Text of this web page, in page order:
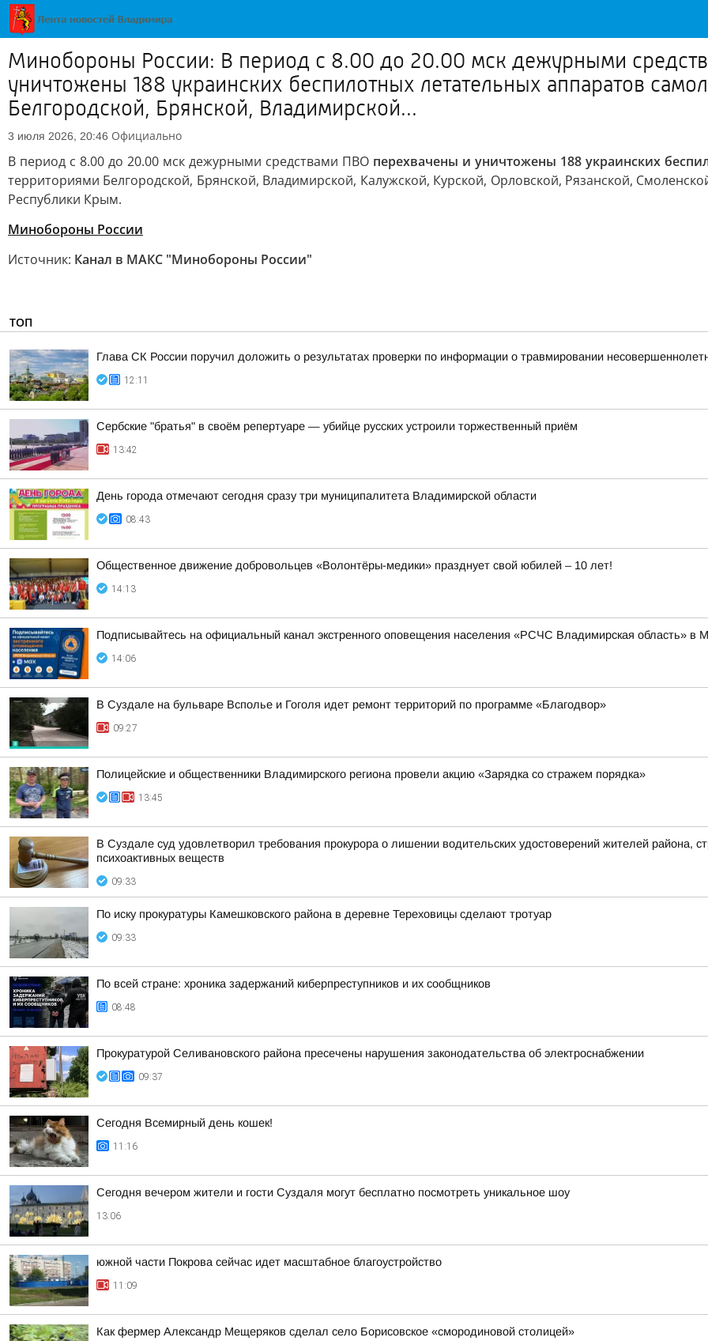
Минобороны России: В период с 8.00 до 20.00 мск дежурными
уничтожены 188 украинских беспилотных летательных аппаратов
Белгородской, Брянской, Владимирской...
3 июля 2026, 20:46 Официально
В период с 8.00 до 20.00 мск дежурными средствами ПВО перехвачены и уничтожены 188 украинских
территориями Белгородской, Брянской, Владимирской, Калужской, Курской, Орловской, Рязанской,
Республики Крым.
Минобороны России
Источник: Канал в МАКС "Минобороны России"
ТОП
Глава СК России поручил доложить о результатах проверки по информации о травмировании
12:11
Сербские "братья" в своём репертуаре — убийце русских устроили торжественный приём
13:42
День города отмечают сегодня сразу три муниципалитета Владимирской области
08:43
Общественное движение добровольцев «Волонтёры-медики» празднует свой юбилей – 10 лет!
14:13
Подписывайтесь на официальный канал экстренного оповещения населения «РСЧС Владимирская область» в
14:06
В Суздале на бульваре Всполье и Гоголя идет ремонт территорий по программе «Благодвор»
09:27
Полицейские и общественники Владимирского региона провели акцию «Зарядка со стражем порядка»
13:45
В Суздале суд удовлетворил требования прокурора о лишении водительских удостоверений жителей района,
психоактивных веществ
09:33
По иску прокуратуры Камешковского района в деревне Тереховицы сделают тротуар
09:33
По всей стране: хроника задержаний киберпреступников и их сообщников
08:48
Прокуратурой Селивановского района пресечены нарушения законодательства об электроснабжении
09:37
Сегодня Всемирный день кошек!
11:16
Сегодня вечером жители и гости Суздаля могут бесплатно посмотреть уникальное шоу
13:06
южной части Покрова сейчас идет масштабное благоустройство
11:09
Как фермер Александр Мещеряков сделал село Борисовское «смородиновой столицей»